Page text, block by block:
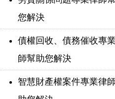
您解決
債權回收、債務催收專
師幫助您解決
智慧財產權案件專業律